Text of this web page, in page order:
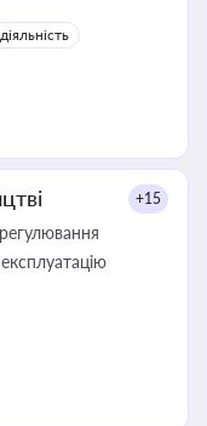
+15